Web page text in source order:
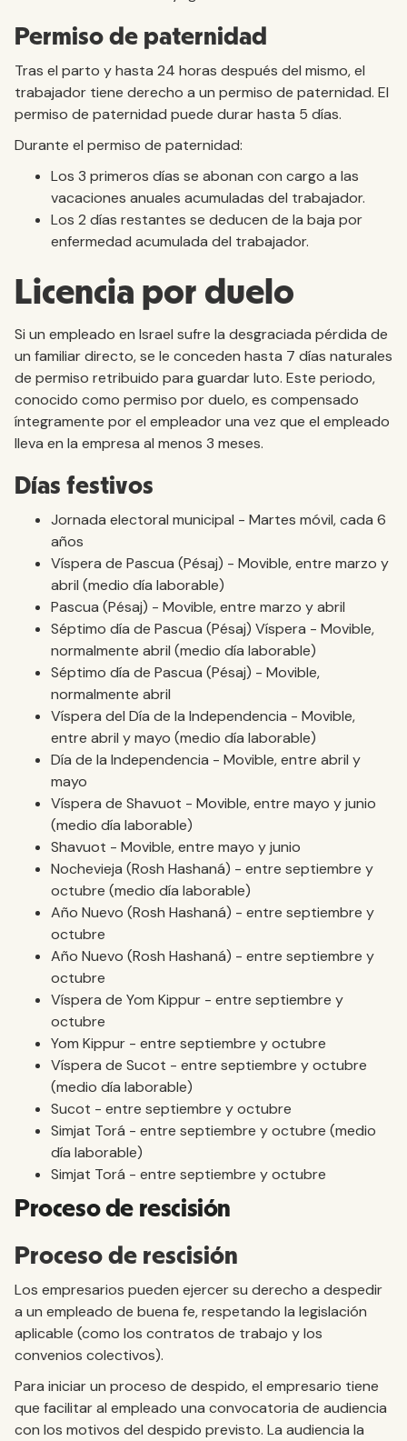
Permiso de paternidad
Tras el parto y hasta 24 horas después del mismo, el
trabajador tiene derecho a un permiso de paternidad. El
permiso de paternidad puede durar hasta 5 días.
Durante el permiso de paternidad:
Los 3 primeros días se abonan con cargo a las
vacaciones anuales acumuladas del trabajador.
Los 2 días restantes se deducen de la baja por
enfermedad acumulada del trabajador.
Licencia por duelo
Si un empleado en Israel sufre la desgraciada pérdida de
un familiar directo, se le conceden hasta 7 días naturales
de permiso retribuido para guardar luto. Este periodo,
conocido como permiso por duelo, es compensado
íntegramente por el empleador una vez que el empleado
lleva en la empresa al menos 3 meses.
Días festivos
Jornada electoral municipal - Martes móvil, cada 6
años
Víspera de Pascua (Pésaj) - Movible, entre marzo y
abril (medio día laborable)
Pascua (Pésaj) - Movible, entre marzo y abril
Séptimo día de Pascua (Pésaj) Víspera - Movible,
normalmente abril (medio día laborable)
Séptimo día de Pascua (Pésaj) - Movible,
normalmente abril
Víspera del Día de la Independencia - Movible,
entre abril y mayo (medio día laborable)
Día de la Independencia - Movible, entre abril y
mayo
Víspera de Shavuot - Movible, entre mayo y junio
(medio día laborable)
Shavuot - Movible, entre mayo y junio
Nochevieja (Rosh Hashaná) - entre septiembre y
octubre (medio día laborable)
Año Nuevo (Rosh Hashaná) - entre septiembre y
octubre
Año Nuevo (Rosh Hashaná) - entre septiembre y
octubre
Víspera de Yom Kippur - entre septiembre y
octubre
Yom Kippur - entre septiembre y octubre
Víspera de Sucot - entre septiembre y octubre
(medio día laborable)
Sucot - entre septiembre y octubre
Simjat Torá - entre septiembre y octubre (medio
día laborable)
Simjat Torá - entre septiembre y octubre
Proceso de rescisión
Proceso de rescisión
Los empresarios pueden ejercer su derecho a despedir
a un empleado de buena fe, respetando la legislación
aplicable (como los contratos de trabajo y los
convenios colectivos).
Para iniciar un proceso de despido, el empresario tiene
que facilitar al empleado una convocatoria de audiencia
con los motivos del despido previsto. La audiencia la